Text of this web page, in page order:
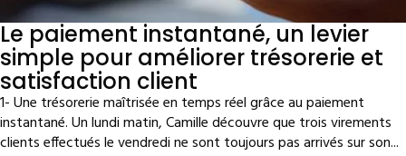
Le paiement instantané, un levier
simple pour améliorer trésorerie et
satisfaction client
1- Une trésorerie maîtrisée en temps réel grâce au paiement
instantané. Un lundi matin, Camille découvre que trois virements
clients effectués le vendredi ne sont toujours pas arrivés sur son...